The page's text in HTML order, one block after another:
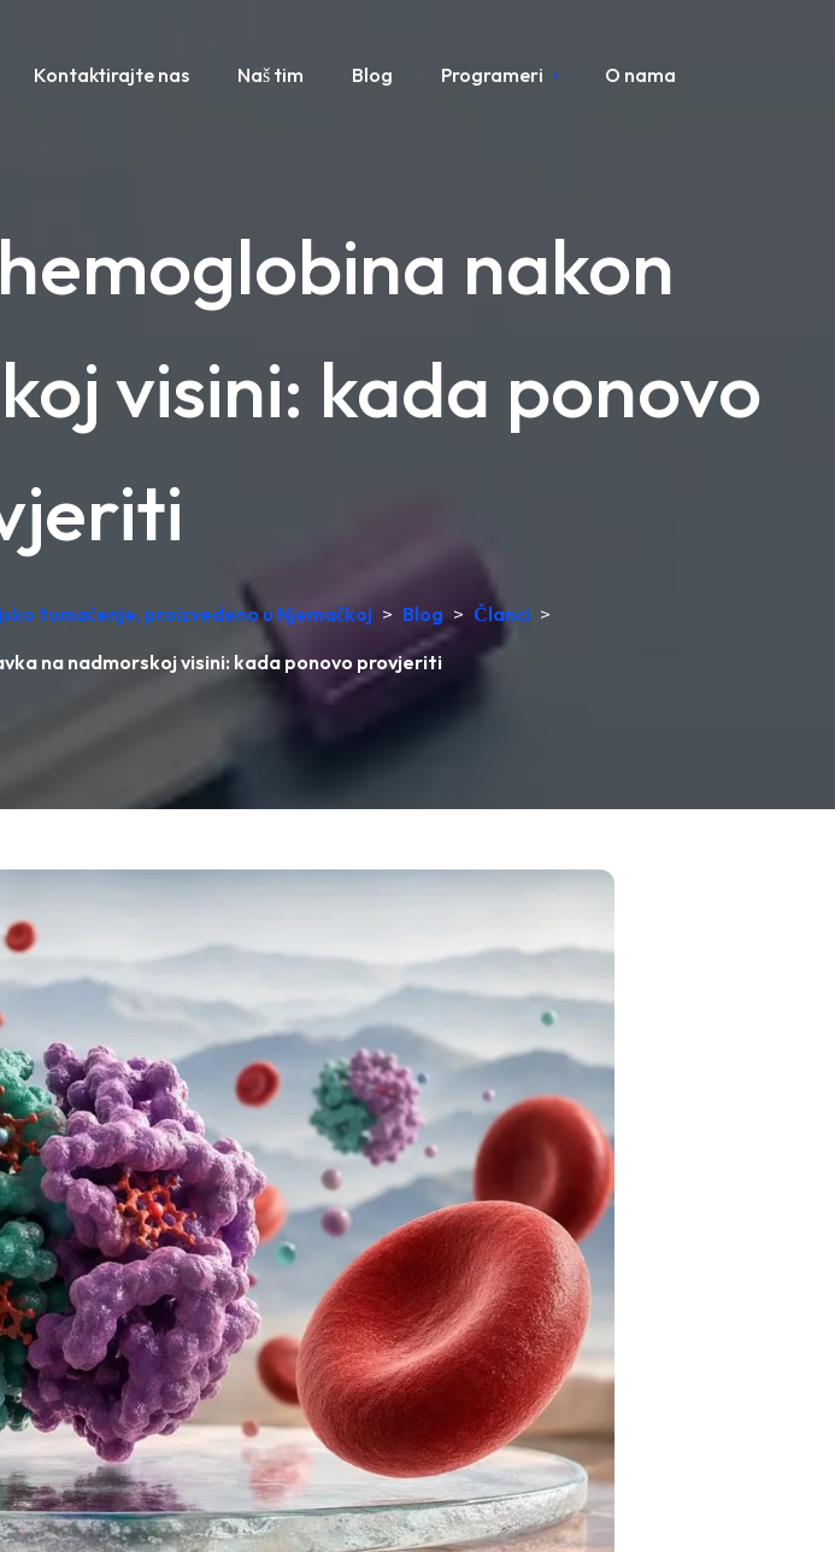
Kontaktirajte nas Naš tim Blog Programeri O nama
nakon
visini: kada ponovo
tumačenje, proizvedeno u Njemačkoj > Blog > Članci >
na nadmorskoj visini: kada ponovo provjeriti